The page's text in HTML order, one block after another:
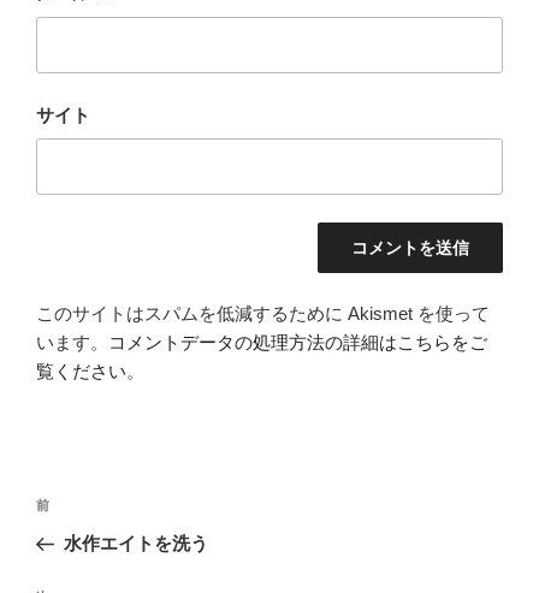
サイト
このサイトはスパムを低減するために Akismet を使って
います。
コメントデータの処理方法の詳細はこちらをご
覧ください。
投
ナ
前
の
前
水作エイトを洗う